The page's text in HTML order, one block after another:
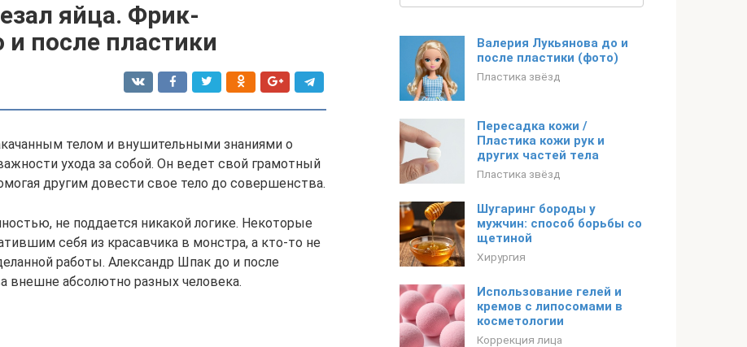
яйца. Фрик-
после пластики
телом и внушительными знаниями о
ухода за собой. Он ведет свой грамотный
другим довести свое тело до совершенства.
не поддается никакой логике. Некоторые
себя из красавчика в монстра, а кто-то не
работы. Александр Шпак до и после
внешне абсолютно разных человека.
Валерия Лукьянова до и
после пластики (фото)
Пластика звёзд
Пересадка кожи /
Пластика кожи рук и
других частей тела
Пластика звёзд
Шугаринг бороды у
мужчин: способ борьбы со
щетиной
Хирургия
Использование гелей и
кремов с липосомами в
косметологии
Коррекция лица